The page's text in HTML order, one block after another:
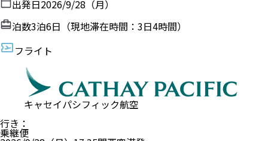
出発日2026/9/28（月）
泊数3泊6日（現地滞在時間： 3日4時間）
フライト
キャセイパシフィック航空
行き ：
乗継便